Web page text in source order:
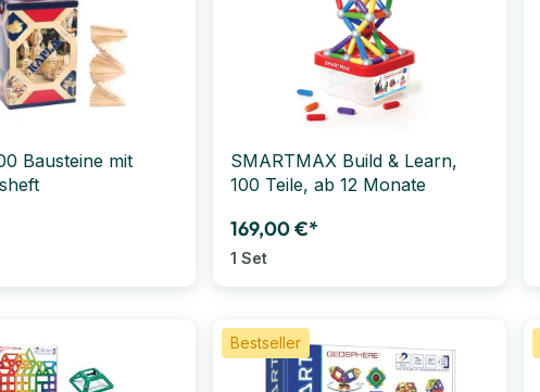
Bausteine mit
SMARTMAX Build & Learn,
100 Teile, ab 12 Monate
169,00 €*
1 Set
Bestseller